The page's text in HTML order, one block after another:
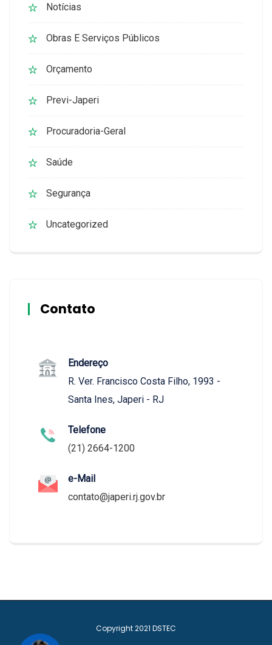
Notícias
Obras E Serviços Públicos
Orçamento
Previ-Japeri
Procuradoria-Geral
Saúde
Segurança
Uncategorized
Contato
Endereço
R. Ver. Francisco Costa Filho, 1993 -
Santa Ines, Japeri - RJ
Telefone
(21) 2664-1200
e-Mail
contato@japeri.rj.gov.br
Copyright 2021 DSTEC